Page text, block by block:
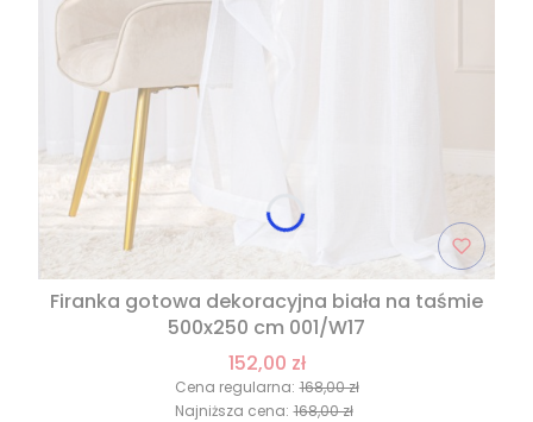
Firanka gotowa dekoracyjna biała na taśmie
500x250 cm 001/W17
152,00 zł
Cena regularna: 168,00 zł
Najniższa cena: 168,00 zł